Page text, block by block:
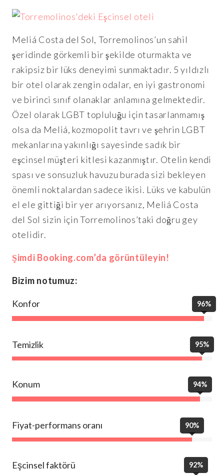
Meliá Costa del Sol, Torremolinos’un sahil
şeridinde görkemli bir şekilde oturmakta ve
rakipsiz bir lüks deneyimi sunmaktadır. 5 yıldızlı
bir otel olarak zengin odalar, en iyi gastronomi
ve birinci sınıf olanaklar anlamına gelmektedir.
Özel olarak LGBT topluluğu için tasarlanmamış
olsa da Meliá, kozmopolit tavrı ve şehrin LGBT
mekanlarına yakınlığı sayesinde sadık bir
eşcinsel müşteri kitlesi kazanmıştır. Otelin kendi
spası ve sonsuzluk havuzu burada sizi bekleyen
önemli noktalardan sadece ikisi. Lüks ve kabulün
el ele gittiği bir yer arıyorsanız, Meliá Costa
del Sol sizin için Torremolinos’taki doğru gey
otelidir.
Şimdi Booking.com’da görüntüleyin!
Bizim notumuz:
Konfor 96%
Temizlik 95%
Konum 94%
Fiyat-performans oranı 90%
Eşcinsel faktörü 92%